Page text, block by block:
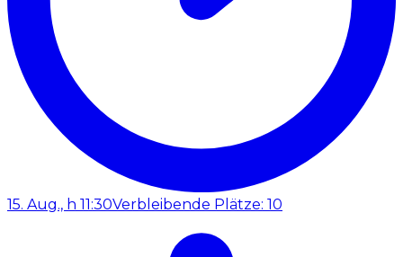
15. Aug., h 11:30Verbleibende Plätze: 10